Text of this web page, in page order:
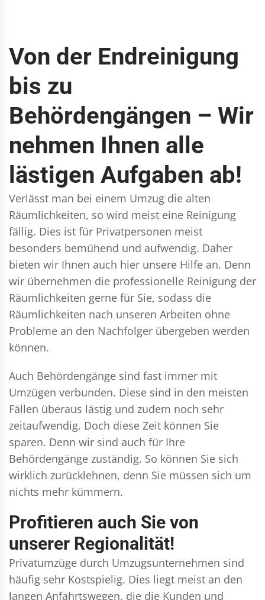
Von der Endreinigung
bis zu
Behördengängen – Wir
nehmen Ihnen alle
lästigen Aufgaben ab!
Verlässt man bei einem Umzug die alten
Räumlichkeiten, so wird meist eine Reinigung
fällig. Dies ist für Privatpersonen meist
besonders bemühend und aufwendig. Daher
bieten wir Ihnen auch hier unsere Hilfe an. Denn
wir übernehmen die professionelle Reinigung der
Räumlichkeiten gerne für Sie, sodass die
Räumlichkeiten nach unseren Arbeiten ohne
Probleme an den Nachfolger übergeben werden
können.
Auch Behördengänge sind fast immer mit
Umzügen verbunden. Diese sind in den meisten
Fällen überaus lästig und zudem noch sehr
zeitaufwendig. Doch diese Zeit können Sie
sparen. Denn wir sind auch für Ihre
Behördengänge zuständig. So können Sie sich
wirklich zurücklehnen, denn Sie müssen sich um
nichts mehr kümmern.
Profitieren auch Sie von
unserer Regionalität!
Privatumzüge durch Umzugsunternehmen sind
häufig sehr Kostspielig. Dies liegt meist an den
langen Anfahrtswegen, die die Kunden und